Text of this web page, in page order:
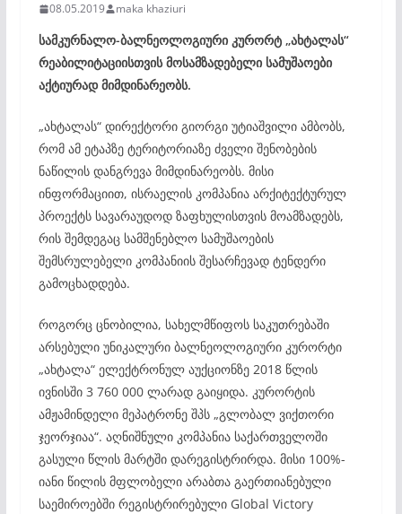
08.05.2019 maka khaziuri
სამკურნალო-ბალნეოლოგიური კურორტ „ახტალას“
რეაბილიტაციისთვის მოსამზადებელი სამუშაოები
აქტიურად მიმდინარეობს.
„ახტალას“ დირექტორი გიორგი უტიაშვილი ამბობს,
რომ ამ ეტაპზე ტერიტორიაზე ძველი შენობების
ნაწილის დანგრევა მიმდინარეობს. მისი
ინფორმაციით, ისრაელის კომპანია არქიტექტურულ
პროექტს სავარაუდოდ ზაფხულისთვის მოამზადებს,
რის შემდეგაც სამშენებლო სამუშაოების
შემსრულებელი კომპანიის შესარჩევად ტენდერი
გამოცხადდება.
როგორც ცნობილია, სახელმწიფოს საკუთრებაში
არსებული უნიკალური ბალნეოლოგიური კურორტი
„ახტალა“ ელექტრონულ აუქციონზე 2018 წლის
ივნისში 3 760 000 ლარად გაიყიდა. კურორტის
ამჟამინდელი მეპატრონე შპს „გლობალ ვიქთორი
ჯეორჯიაა“. აღნიშნული კომპანია საქართველოში
გასული წლის მარტში დარეგისტრირდა. მისი 100%-
იანი წილის მფლობელი არაბთა გაერთიანებული
საემიროებში რეგისტრირებული Global Victory